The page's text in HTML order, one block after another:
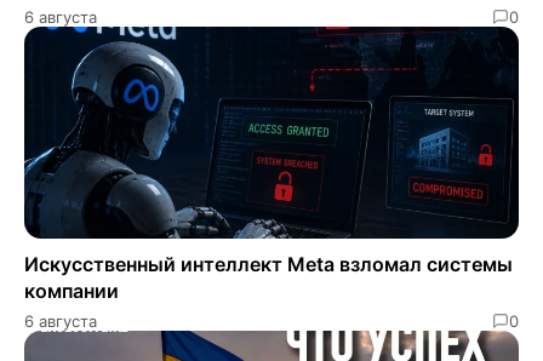
6 августа 0
Искусственный интеллект Meta взломал системы
компании
6 августа 0